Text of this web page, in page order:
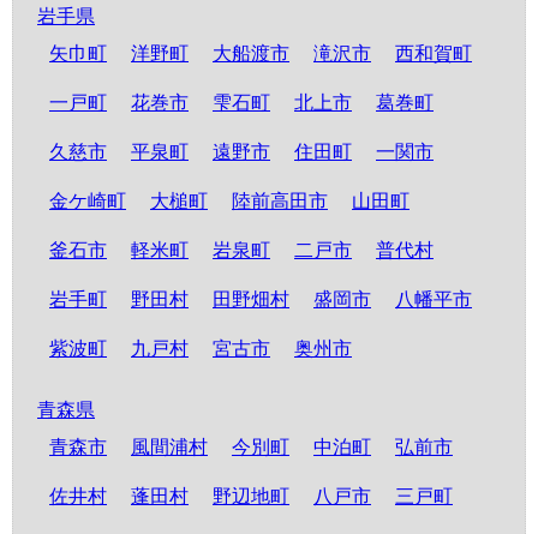
岩手県
矢巾町
洋野町 大船渡市 滝沢市 西和賀町
一戸町 花巻市 雫石町 北上市 葛巻町
久慈市 平泉町 遠野市 住田町 一関市
金ケ崎町 大槌町 陸前高田市 山田町
釜石市 軽米町 岩泉町 二戸市 普代村
岩手町 野田村 田野畑村 盛岡市 八幡平市
紫波町 九戸村 宮古市 奥州市
青森県
青森市
風間浦村 今別町 中泊町 弘前市
佐井村 蓬田村 野辺地町 八戸市 三戸町